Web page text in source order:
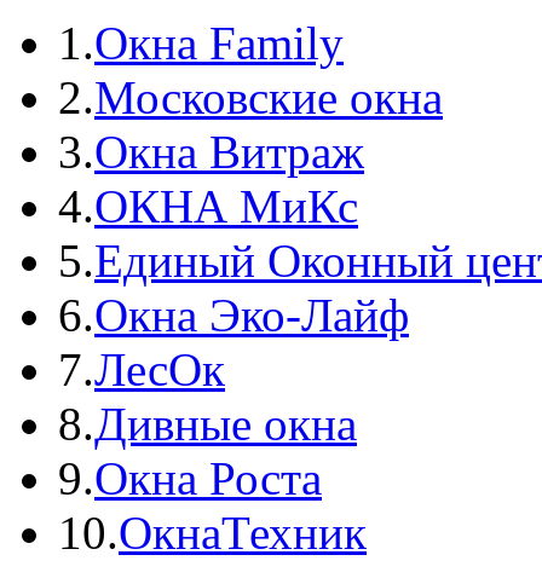
1.Окна Family
2.Московские окна
3.Окна Витраж
4.ОКНА МиКс
5.Единый Оконный
6.Окна Эко-Лайф
7.ЛесОк
8.Дивные окна
9.Окна Роста
10.ОкнаТехник